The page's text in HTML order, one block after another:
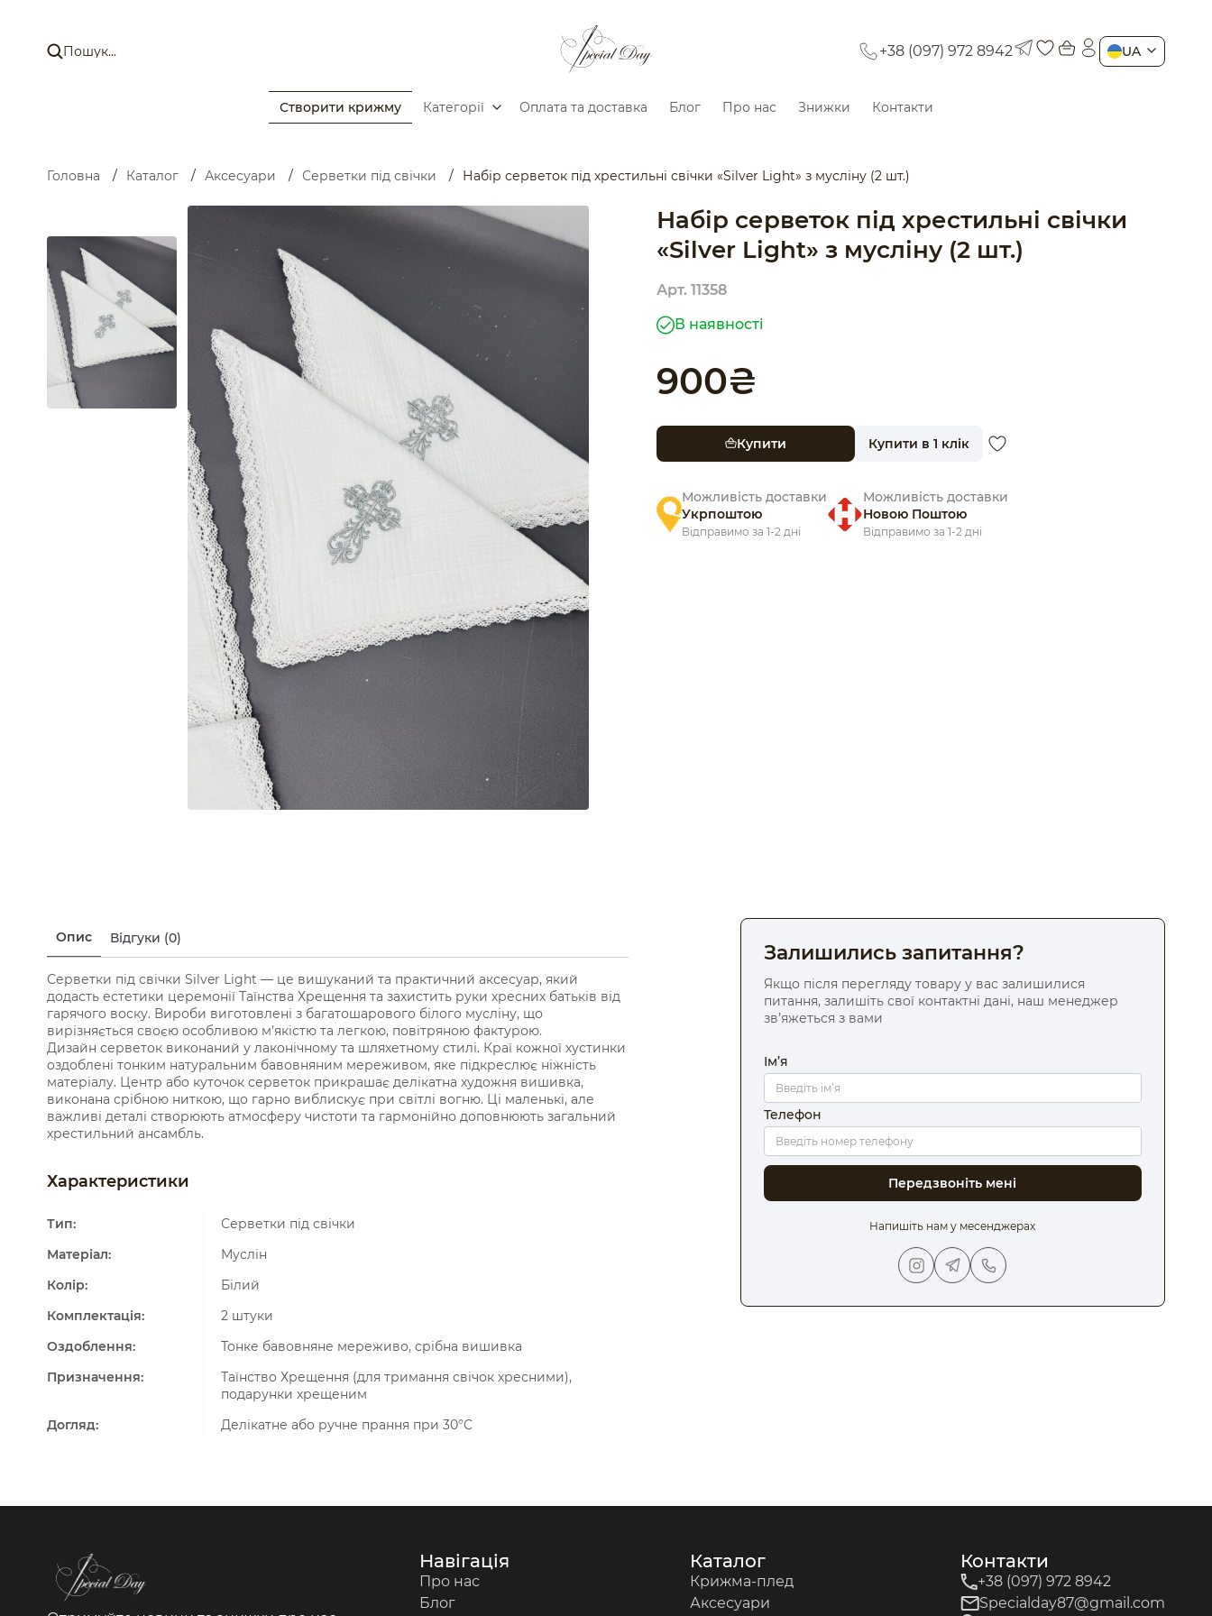
+38 (097) 972 8942 UA
Створити крижму Категорії Оплата та доставка Блог Про нас Знижки Контакти
Головна / Каталог / Аксесуари / Серветки під свічки / Набір серветок під хрестильні свічки «Silver Light» з мусліну (2 шт.)
Набір серветок під хрестильні свічки
«Silver Light» з мусліну (2 шт.)
Арт. 11358
В наявності
900₴
Купити Купити в 1 клік
Можливість доставки
Укрпоштою
Відправимо за 1-2 дні
Можливість доставки
Новою Поштою
Відправимо за 1-2 дні
Опис Відгуки (0)
Серветки під свічки Silver Light — це вишуканий та практичний аксесуар, який
додасть естетики церемонії Таїнства Хрещення та захистить руки хресних батьків від
гарячого воску. Вироби виготовлені з багатошарового білого мусліну, що
вирізняється своєю особливою м’якістю та легкою, повітряною фактурою.
Дизайн серветок виконаний у лаконічному та шляхетному стилі. Краї кожної хустинки
оздоблені тонким натуральним бавовняним мереживом, яке підкреслює ніжність
матеріалу. Центр або куточок серветок прикрашає делікатна художня вишивка,
виконана срібною ниткою, що гарно виблискує при світлі вогню. Ці маленькі, але
важливі деталі створюють атмосферу чистоти та гармонійно доповнюють загальний
хрестильний ансамбль.
Характеристики
Тип:
Серветки під свічки
Матеріал:
Муслін
Колір:
Білий
Комплектація:
2 штуки
Оздоблення:
Тонке бавовняне мереживо, срібна вишивка
Призначення:
Таїнство Хрещення (для тримання свічок хресними),
подарунки хрещеним
Догляд:
Делікатне або ручне прання при 30°C
Залишились запитання?
Якщо після перегляду товару у вас залишилися
питання, залишіть свої контактні дані, наш менеджер
зв’яжеться з вами
Ім’я
Телефон
Передзвоніть мені
Напишіть нам у месенджерах
Навігація
Про нас
Блог
Каталог
Крижма-плед
Аксесуари
Контакти
+38 (097) 972 8942
Specialday87@gmail.com